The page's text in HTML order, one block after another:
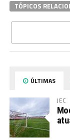
TÓPICOS
ÚLTIMAS
JEC